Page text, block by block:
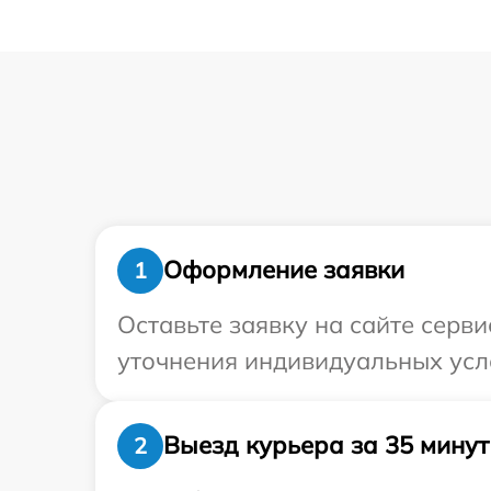
1
Оформление заявки
Оставьте заявку на сайте
уточнения индивидуальных
2
Выезд курьера за 35 минут